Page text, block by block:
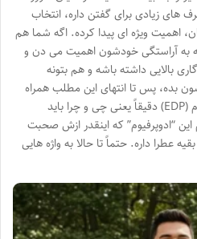
های زیادی برای گفتن داره، انتخاب
اهمیت ویژه ای پیدا کرده. اگه شما هم
به آراستگی خودشون اهمیت می دن و
بالایی داشته باشه و هم بتونه
بده، پس تا انتهای این مطلب همراه
فروشگاه عطرآمین باشید. ادوپرفیوم (EDP) دقیقاً یعنی چی و چرا باید
“ادوپرفیوم” که اینقدر ازش صحبت
داره. حتماً تا حالا به واژه هایی